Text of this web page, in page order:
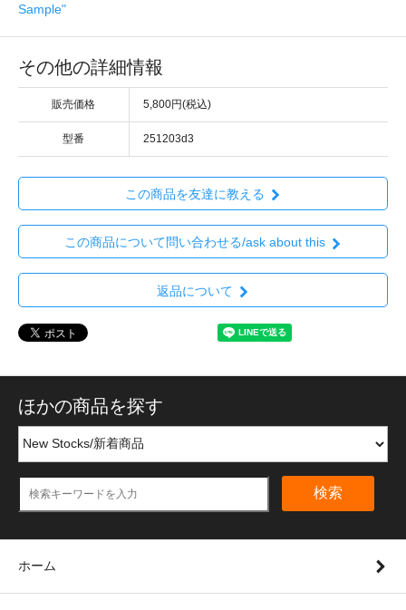
Sample"
その他の詳細情報
販売価格 5,800円(税込)
型番 251203d3
この商品を友達に教える
この商品について問い合わせる/ask about this
返品について
ほかの商品を探す
検索
ホーム